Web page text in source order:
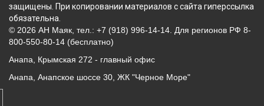
защищены. При копировании материалов с сайта гиперссылка
обязательна.
© 2026 АН Маяк, тел.: +7 (918) 996-14-14. Для регионов РФ 8-
800-550-80-14 (бесплатно)
Анапа, Крымская 272 - главный офис
Анапа, Анапское шоссе 30, ЖК "Черное Море"